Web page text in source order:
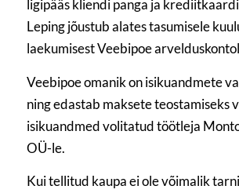
ligipääs kliendi panga ja
Leping jõustub alates tasumisele
laekumisest Veebipoe
Veebipoe omanik on isikuandmete
ning edastab maksete teostamiseks
isikuandmed volitatud töötleja
OÜ-le.
Kui tellitud kaupa ei ole võimalik